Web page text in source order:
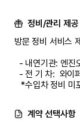
정비/관리 제공
방문 정비 서비스
*수입차 정비
계약 선택사항